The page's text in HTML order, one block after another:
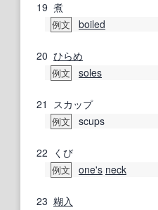
19 煮
例文 boiled
20 ひらめ
例文 soles
21 スカップ
例文 scups
22 くび
例文 one's neck
23 糊入